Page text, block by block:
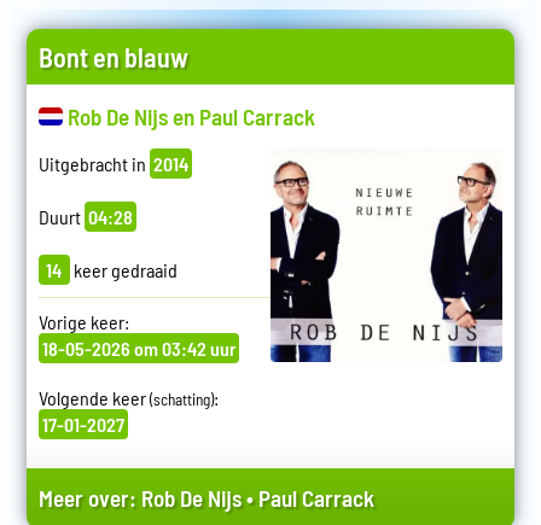
Bont en blauw
Rob De Nijs en Paul Carrack
Uitgebracht in 2014
Duurt 04:28
14 keer gedraaid
Vorige keer:
18-05-2026 om 03:42 uur
Volgende keer(schatting):
17-01-2027
Meer over: Rob De Nijs•Paul Carrack